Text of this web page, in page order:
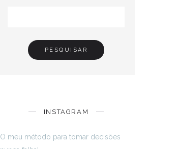
INSTAGRAM
O meu método para tomar decisões